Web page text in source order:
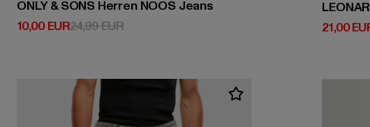
ONLY & SONS Herren NOOS Jeans
10,00 EUR
Ajankohtainen hinta: 10,00 EUR
24,99 EURKampanjahinta: 24,99 EUR
21,00